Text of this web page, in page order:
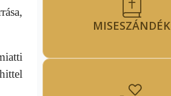
MISESZÁNDÉK